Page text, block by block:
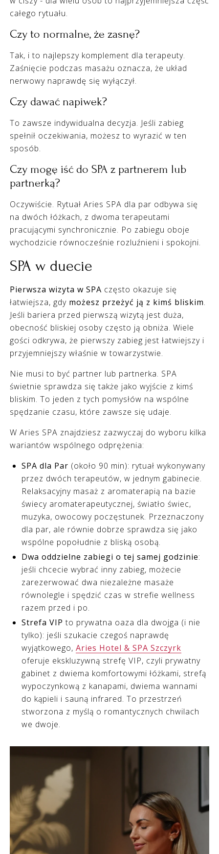
całego rytuału.
Czy to normalne, że zasnę?
Tak, i to najlepszy komplement dla terapeuty.
Zaśnięcie podczas masażu oznacza, że układ
nerwowy naprawdę się wyłączył.
Czy dawać napiwek?
To zawsze indywidualna decyzja. Jeśli zabieg
spełnił oczekiwania, możesz to wyrazić w ten
sposób.
Czy mogę iść do SPA z partnerem lub
partnerką?
Oczywiście. Rytuał Aries SPA dla par odbywa się
na dwóch łóżkach, z dwoma terapeutami
pracującymi synchronicznie. Po zabiegu oboje
wychodzicie równocześnie rozluźnieni i spokojni.
SPA w duecie
Pierwsza wizyta w SPA często okazuje się
łatwiejsza, gdy możesz przeżyć ją z kimś bliskim.
Jeśli bariera przed pierwszą wizytą jest duża,
obecność bliskiej osoby często ją obniża. Wiele
gości odkrywa, że pierwszy zabieg jest łatwiejszy i
przyjemniejszy właśnie w towarzystwie.
Nie musi to być partner lub partnerka. SPA
świetnie sprawdza się także jako wyjście z kimś
bliskim. To jeden z tych pomysłów na wspólne
spędzanie czasu, które zawsze się udaje.
W Aries SPA znajdziesz zazwyczaj do wyboru kilka
wariantów wspólnego odprężenia:
SPA dla Par (około 90 min): rytuał wykonywany
przez dwóch terapeutów, w jednym gabinecie.
Relaksacyjny masaż z aromaterapią na bazie
świecy aromaterapeutycznej, światło świec,
muzyka, owocowy poczęstunek. Przeznaczony
dla par, ale równie dobrze sprawdza się jako
wspólne popołudnie z bliską osobą.
Dwa oddzielne zabiegi o tej samej godzinie:
jeśli chcecie wybrać inny zabieg, możecie
zarezerwować dwa niezależne masaże
równolegle i spędzić czas w strefie wellness
razem przed i po.
Strefa VIP to prywatna oaza dla dwojga (i nie
tylko): jeśli szukacie czegoś naprawdę
wyjątkowego, Aries Hotel & SPA Szczyrk
oferuje ekskluzywną strefę VIP, czyli prywatny
gabinet z dwiema komfortowymi łóżkami, strefą
wypoczynkową z kanapami, dwiema wannami
do kąpieli i sauną infrared. To przestrzeń
stworzona z myślą o romantycznych chwilach
we dwoje.